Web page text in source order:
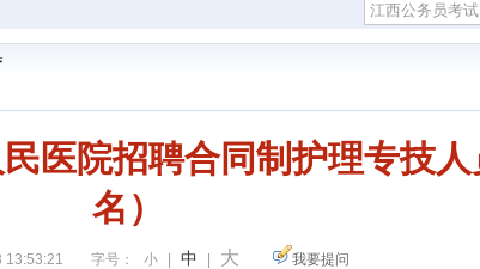
医院招聘合同制护理专技
名）
13:53:21 字号： 小 中 大 我要提问